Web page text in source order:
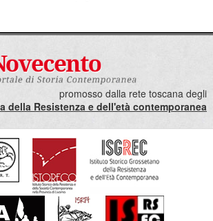
promosso dalla rete toscana degli
della Resistenza e dell'età contemporanea